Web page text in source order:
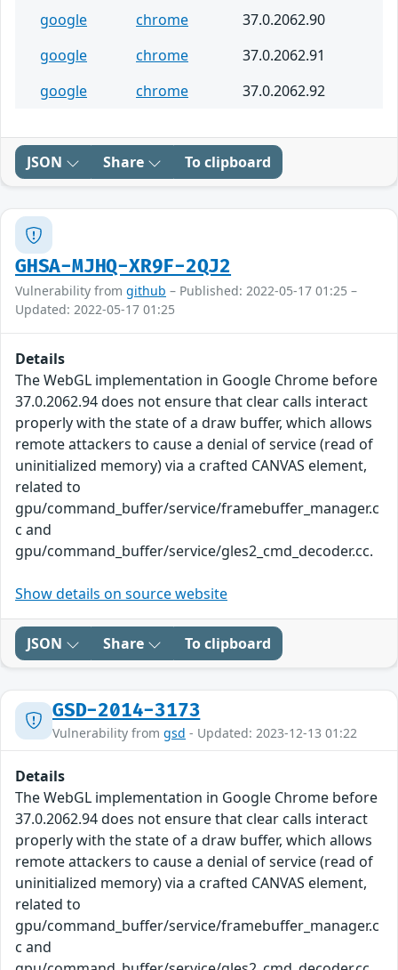
google chrome
37.0.2062.90
google
chrome
37.0.2062.91
google
chrome 37.0.2062.92
JSON Share To clipboard
GHSA-MJHQ-XR9F-2QJ2
Vulnerability from github – Published: 2022-05-17 01:25 –
Updated: 2022-05-17 01:25
Details
The WebGL implementation in Google Chrome before
37.0.2062.94 does not ensure that clear calls interact
properly with the state of a draw buffer, which allows
remote attackers to cause a denial of service (read of
uninitialized memory) via a crafted CANVAS element,
related to
gpu/command_buffer/service/framebuffer_manager.c
c and
gpu/command_buffer/service/gles2_cmd_decoder.cc.
Show details on source website
JSON Share To clipboard
GSD-2014-3173
Vulnerability from gsd - Updated: 2023-12-13 01:22
Details
The WebGL implementation in Google Chrome before
37.0.2062.94 does not ensure that clear calls interact
properly with the state of a draw buffer, which allows
remote attackers to cause a denial of service (read of
uninitialized memory) via a crafted CANVAS element,
related to
gpu/command_buffer/service/framebuffer_manager.c
c and